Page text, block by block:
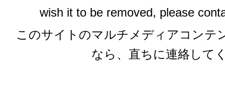
wish it to be removed, please
このサイトのマルチメディアコンテ
なら、直ちに連絡して